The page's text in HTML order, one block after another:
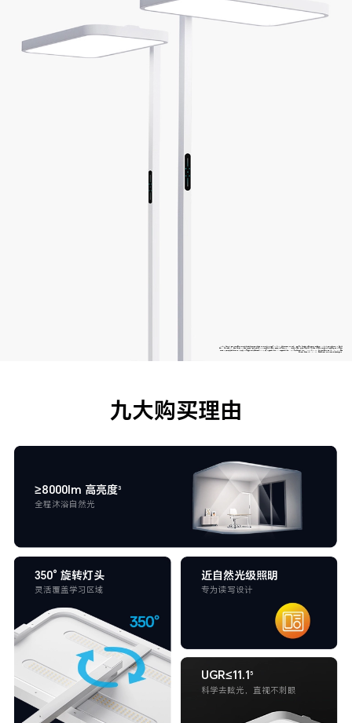
1.Ra≥98 高显指：测试结果来自华辉煌光学实验室实测，测试说明：华辉煌光 立式护眼灯 Pro 在 Max 亮度情况下，持续点亮 1 小时后，在积分球设备中测试，显色指数 CRI（Ra）测试误差为士 1， 饱和红
接近 1，表示照度分布差异越小，照度、均匀度测试环境房间层高 2.7m，天花板反射率约为 80% 墙面反射率约为 50%， 灯具单边距离墙面 300mm，在 750mm 高水平面的中心区域（300x500mm的圆
九大购买理由
350° 旋转灯头
灵活覆盖学习区域
≥8000lm 高亮度3
全程沐浴自然光
近自然光级照明
专为读写设计
UGR≤11.15
科学去眩光，直视不刺眼